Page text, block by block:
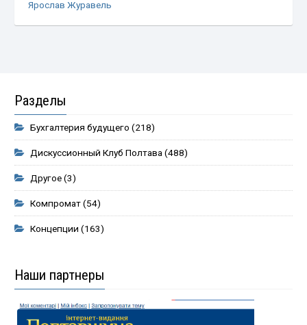
Ярослав Журавель
Разделы
Бухгалтерия будущего (218)
Дискуссионный Клуб Полтава(488)
Другое(3)
Компромат(54)
Концепции (163)
Наши партнеры